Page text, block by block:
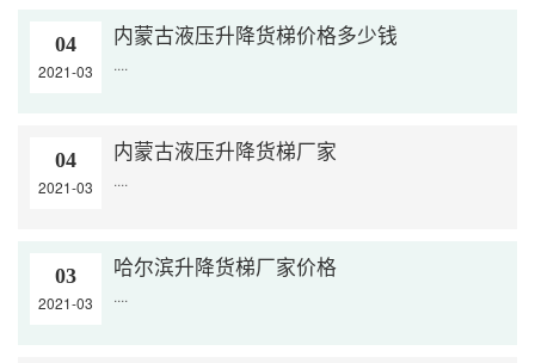
04
2021-03
内蒙古液压升降货梯价格多少钱
....
04
2021-03
内蒙古液压升降货梯厂家
....
03
2021-03
哈尔滨升降货梯厂家价格
....